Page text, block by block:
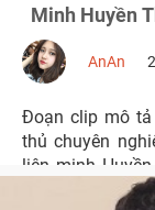
Minh Huyền
AnAn
Đoạn clip mô
thủ chuyên
liên minh
hóa tại Seoul